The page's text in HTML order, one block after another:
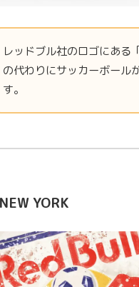
レッドブル社のロゴにある
の代わりにサッカーボール
す。
YORK